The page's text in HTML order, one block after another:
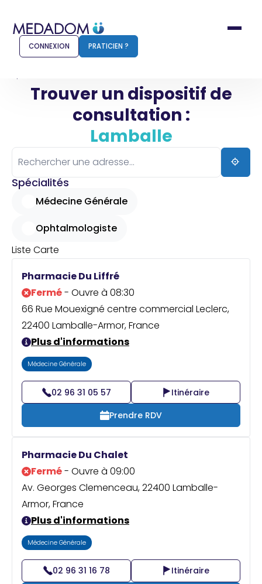
Comment ça marche ?
Pharmacien
Connexion
Praticien ?
CONNEXION PRATICIEN ?
Trouver un dispositif de
consultation :
Lamballe
Spécialités
Médecine Générale
Ophtalmologiste
Liste Carte
Pharmacie Du Liffré
Fermé- Ouvre à 08:30
66 Rue Mouexigné centre commercial Leclerc,
22400 Lamballe-Armor, France
Plus d'informations
Médecine Générale
02 96 31 05 57
Itinéraire
Prendre RDV
Pharmacie Du Chalet
Fermé- Ouvre à 09:00
Av. Georges Clemenceau, 22400 Lamballe-
Armor, France
Plus d'informations
Médecine Générale
02 96 31 16 78
Itinéraire